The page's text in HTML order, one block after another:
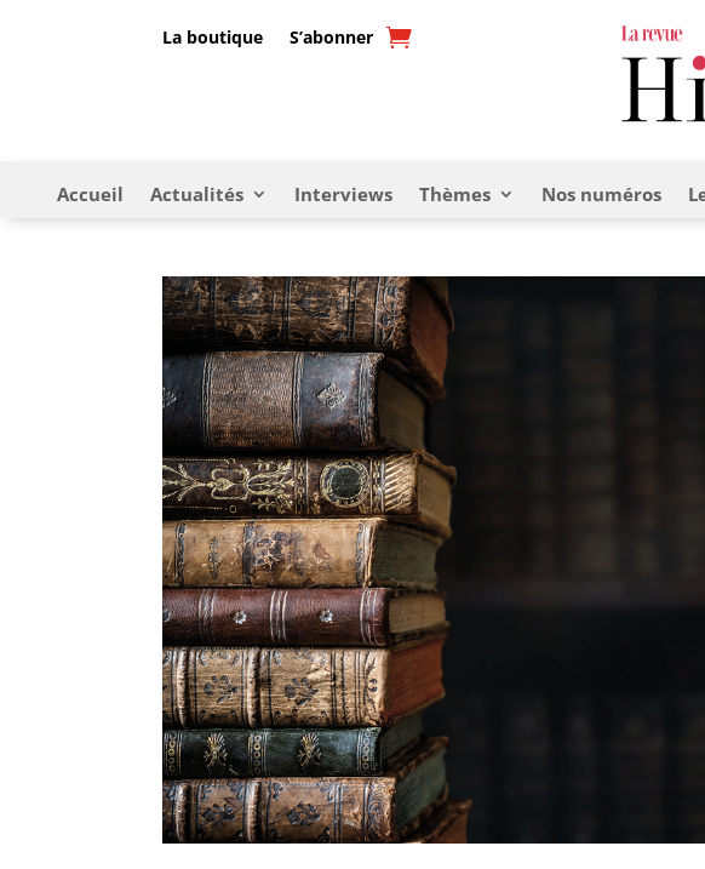
La boutique S’abonner
Accueil Actualités Interviews Thèmes Nos numéros